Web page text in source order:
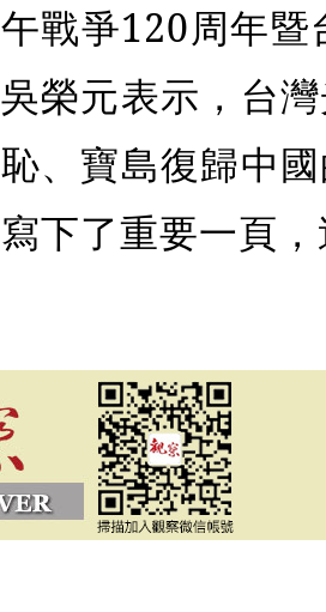
午戰爭120周年
吳榮元表示，台
恥、寶島復歸中
寫下了重要一頁